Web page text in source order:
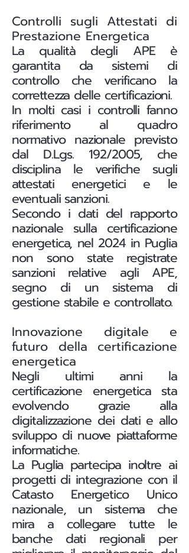
Controlli sugli Attestati di
Prestazione Energetica
La qualità degli APE è
garantita da sistemi di
controllo che verificano la
correttezza delle certificazioni.
In molti casi i controlli fanno
riferimento al quadro
normativo nazionale previsto
dal D.Lgs. 192/2005, che
disciplina le verifiche sugli
attestati energetici e le
eventuali sanzioni.
Secondo i dati del rapporto
nazionale sulla certificazione
energetica, nel 2024 in Puglia
non sono state registrate
sanzioni relative agli APE,
segno di un sistema di
gestione stabile e controllato.
Innovazione digitale e
futuro della certificazione
energetica
Negli ultimi anni la
certificazione energetica sta
evolvendo grazie alla
digitalizzazione dei dati e allo
sviluppo di nuove piattaforme
informatiche.
La Puglia partecipa inoltre ai
progetti di integrazione con il
Catasto Energetico Unico
nazionale, un sistema che
mira a collegare tutte le
banche dati regionali per